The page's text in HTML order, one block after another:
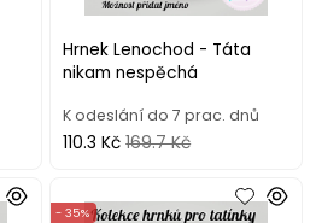
Hrnek Lenochod - Táta
nikam nespěchá
K odeslání do 7 prac. dnů
110.3 Kč 169.7 Kč
- 35%